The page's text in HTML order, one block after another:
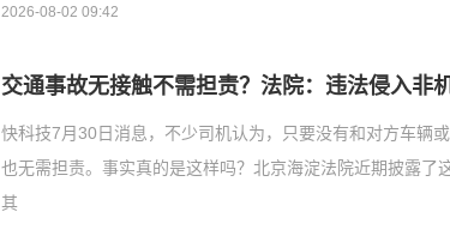
2026-08-02 09:42
交通事故无接触不需担责？法院：违法侵入非
快科技7月30日消息，不少司机认为，只要没有和对方车辆
也无需担责。事实真的是这样吗？北京海淀法院近期披露了
其